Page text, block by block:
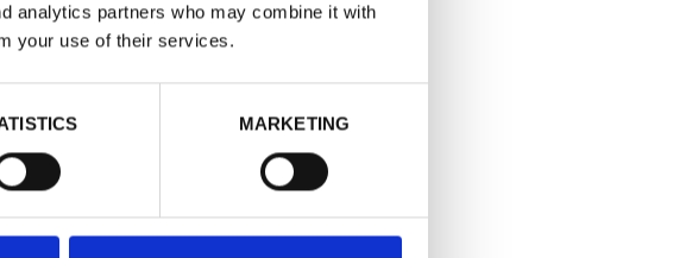
analytics partners who may combine it with
your use of their services.
MARKETING
ACCADEMIA MILITARE
Felpe - Uomo - Blu
Vedi Prezzo